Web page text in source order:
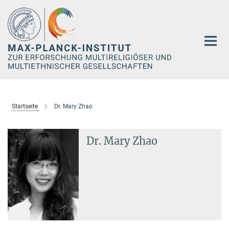
Hauptinhalt
Startseite Dr. Mary Zhao
Dr. Mary Zhao